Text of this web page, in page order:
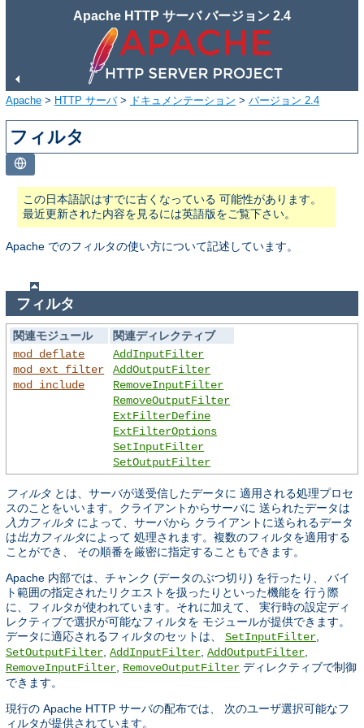
Apache HTTP サーバ バージョン 2.4
Apache > HTTP サーバ> ドキュメンテーション > バージョン 2.4
フィルタ
この日本語訳はすでに古くなっている 可能性があります。
最近更新された内容を見るには英語版をご覧下さい。
Apache でのフィルタの使い方について記述しています。
フィルタ
関連モジュール
関連ディレクティブ
mod_deflate
mod_ext_filter
mod_include
AddInputFilter
AddOutputFilter
RemoveInputFilter
RemoveOutputFilter
ExtFilterDefine
ExtFilterOptions
SetInputFilter
SetOutputFilter
フィルタ とは、サーバが送受信したデータに 適用される処理プロセ
スのことをいいます。クライアントからサーバに 送られたデータは
入力フィルタ によって、サーバから クライアントに送られるデータ
は出力フィルタによって 処理されます。複数のフィルタを適用する
ことができ、 その順番を厳密に指定することもできます。
Apache 内部では、チャンク (データのぶつ切り) を行ったり、 バイ
ト範囲の指定されたリクエストを扱ったりといった機能を 行う際
に、フィルタが使われています。それに加えて、 実行時の設定ディ
レクティブで選択が可能なフィルタを モジュールが提供できます。
データに適応されるフィルタのセットは、 SetInputFilter
SetOutputFilter AddInputFilter AddOutputFilter
RemoveInputFilter RemoveOutputFilter ディレクティブで制御
できます。
現行の Apache HTTP サーバの配布では、 次のユーザ選択可能なフ
ィルタが提供されています。